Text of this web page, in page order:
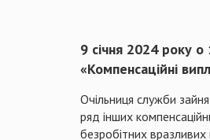
9 січня 2024 року
«Компенсаційні
Очільниця служби
ряд інших
безробітних вразливих